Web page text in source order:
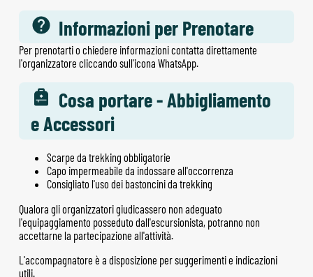
Informazioni per Prenotare
Per prenotarti o chiedere informazioni contatta direttamente
l'organizzatore cliccando sull'icona WhatsApp.
Cosa portare - Abbigliamento
e Accessori
Scarpe da trekking obbligatorie
Capo impermeabile da indossare all'occorrenza
Consigliato l'uso dei bastoncini da trekking
Qualora gli organizzatori giudicassero non adeguato
l'equipaggiamento posseduto dall'escursionista, potranno non
accettarne la partecipazione all'attività.
L'accompagnatore è a disposizione per suggerimenti e indicazioni
utili.